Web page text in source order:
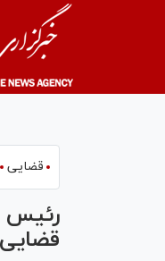
قضایی
رئیس